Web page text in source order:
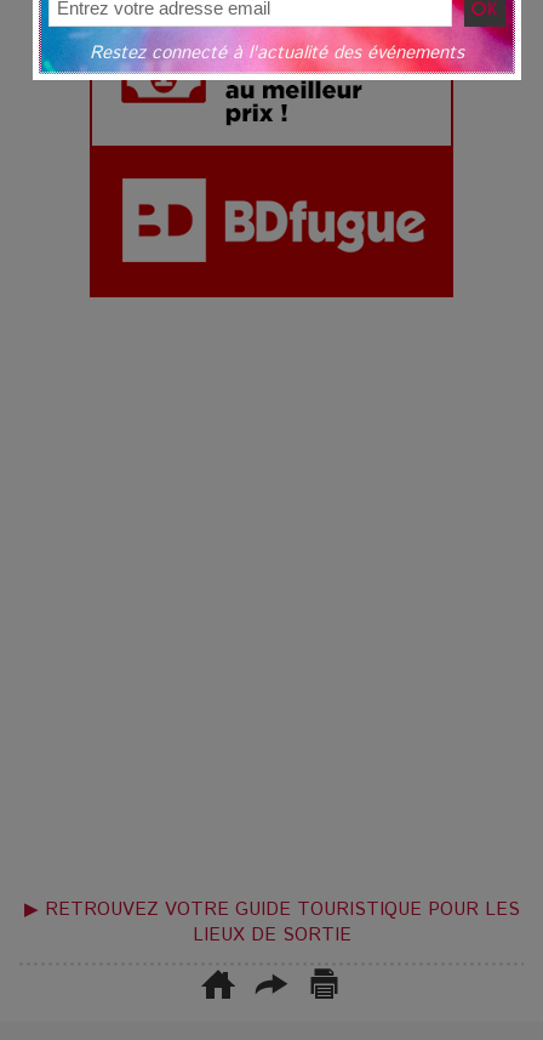
▶ RETROUVEZ VOTRE GUIDE TOURISTIQUE POUR LES
LIEUX DE SORTIE
Restez connecté à l'actualité des événements